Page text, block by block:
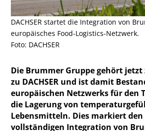
DACHSER startet die Integration von
europäisches Food-Logistics-Netzwerk.
Foto: DACHSER
Die Brummer Gruppe gehört jetzt
zu DACHSER und ist damit
europäischen Netzwerks für den
die Lagerung von
Lebensmitteln. Dies markiert den
vollständigen Integration von